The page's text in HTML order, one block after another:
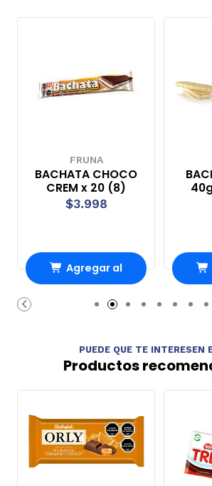
FRUNA
BACHATA CHOCO
CREM x 20 (8)
$3.998
Agregar al
Carro
PUEDE QUE TE INTERESEN
Productos